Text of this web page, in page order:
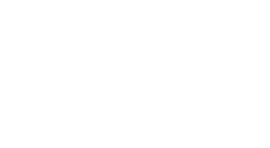
Polen, Dänemark, Belgien,